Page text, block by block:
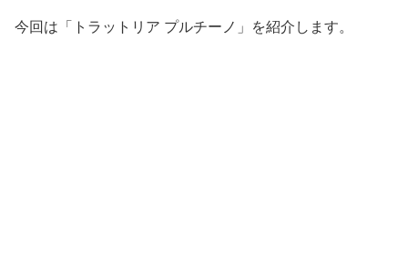
今回は「トラットリア プルチーノ」を紹介します。